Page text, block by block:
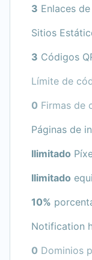
3 Enlaces
Sitios
3 Códigos
Límite de
0 Firmas de
Páginas de
Ilimitado
Ilimitado
10%
Notification
0 Dominios